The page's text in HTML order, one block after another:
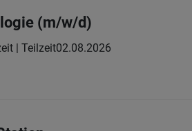
(m/w/d)
| Teilzeit02.08.2026